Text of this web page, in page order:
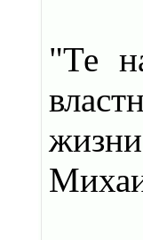
"Те